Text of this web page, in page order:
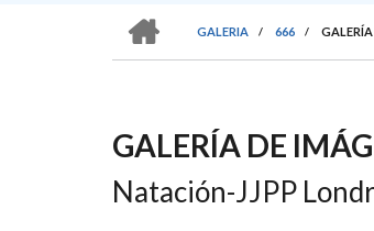
SOBRESCRIBIR
DE
AYUDA
A
GALERIA
/ 666 /
GALERÍA DE
Natación-JJPP